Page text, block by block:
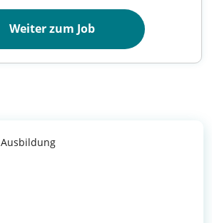
Weiter zum Job
Ausbildung